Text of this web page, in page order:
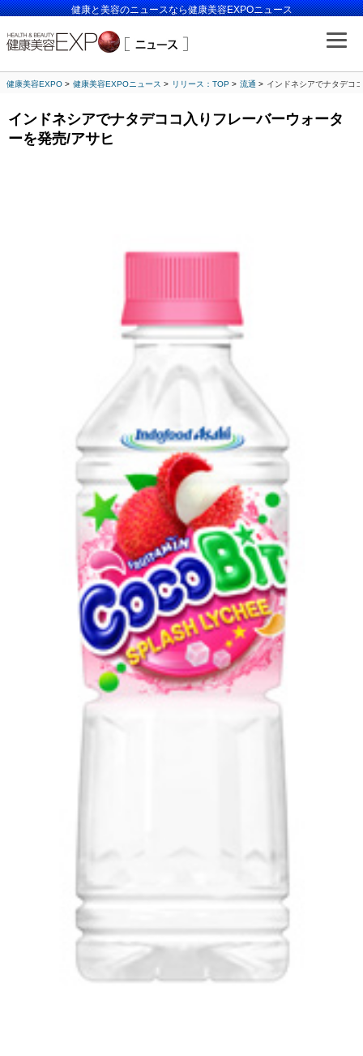
健康と美容のニュースなら健康美容EXPOニュース
健康美容EXPO 健康美容EXPOニュース リリース：TOP 流通 インドネシアでナタデコ
インドネシアでナタデココ入りフレーバーウォータ
ーを発売/アサヒ